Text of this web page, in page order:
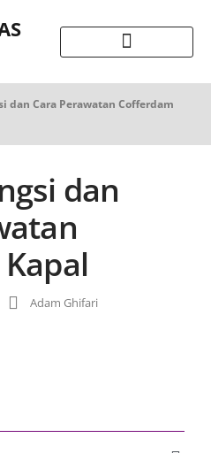
dan Cara Perawatan Cofferdam
dan
Adam Ghifari